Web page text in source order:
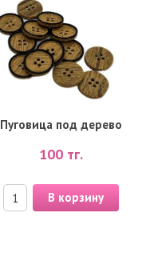
Пуговица под дерево
100тг.
В корзину